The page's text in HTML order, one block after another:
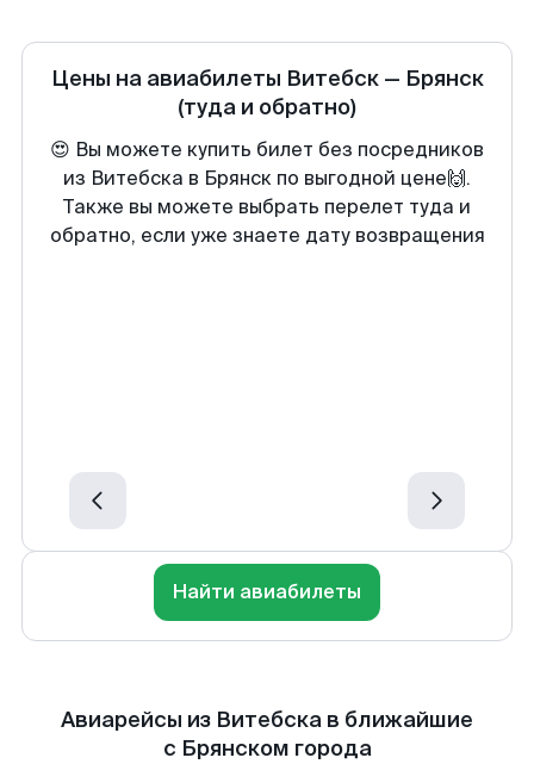
Цены на авиабилеты Витебск— Брянск
(туда и обратно)
😍 Вы можете купить билет без посредников
из Витебска в Брянск по выгодной цене🙌.
Также вы можете выбрать перелет туда и
обратно, если уже знаете дату возвращения
Найти авиабилеты
Авиарейсы из Витебска в ближайшие
с Брянском города